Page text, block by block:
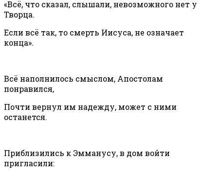
«Всё, что сказал, слышали, невозможного нет у
Творца.
Если всё так, то смерть Иисуса, не означает
конца».
Всё наполнилось смыслом, Апостолам
понравился,
Почти вернул им надежду, может с ними
останется.
Приблизились к Эмманусу, в дом войти
пригласили: